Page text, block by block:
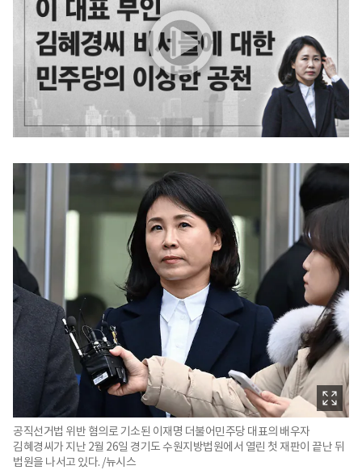
공직선거법 위반 혐의로 기소된 이재명 더불어민주당 대표의 배우자
김혜경씨가 지난 2월 26일 경기도 수원지방법원에서 열린 첫 재판이 끝난 뒤
법원을 나서고 있다. /뉴시스